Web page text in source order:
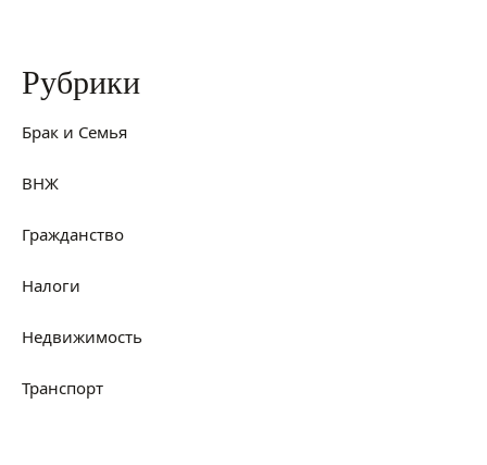
Рубрики
Брак и Семья
ВНЖ
Гражданство
Налоги
Недвижимость
Транспорт